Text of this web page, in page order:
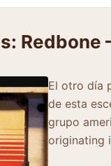
Redbone
El otro día
de esta
grupo
originating